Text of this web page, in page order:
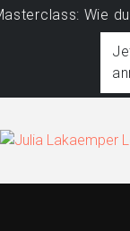
Wie du